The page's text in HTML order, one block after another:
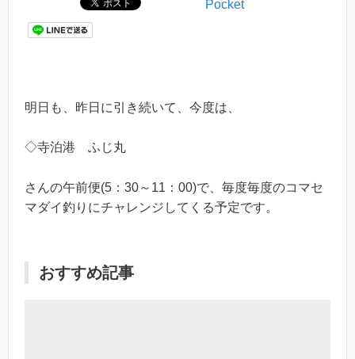
Pocket
明日も、昨日に引き続いて、今度は、
◇寺泊港 ふじ丸
さんの午前便(5：30～11：00)で、毎度毎度のコマセ
マダイ釣りにチャレンジしてくる予定です。
おすすめ記事